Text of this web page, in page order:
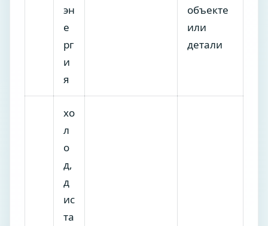
эн
е
рг
и
я
объекте
или
детали
хо
л
о
д,
д
ис
та